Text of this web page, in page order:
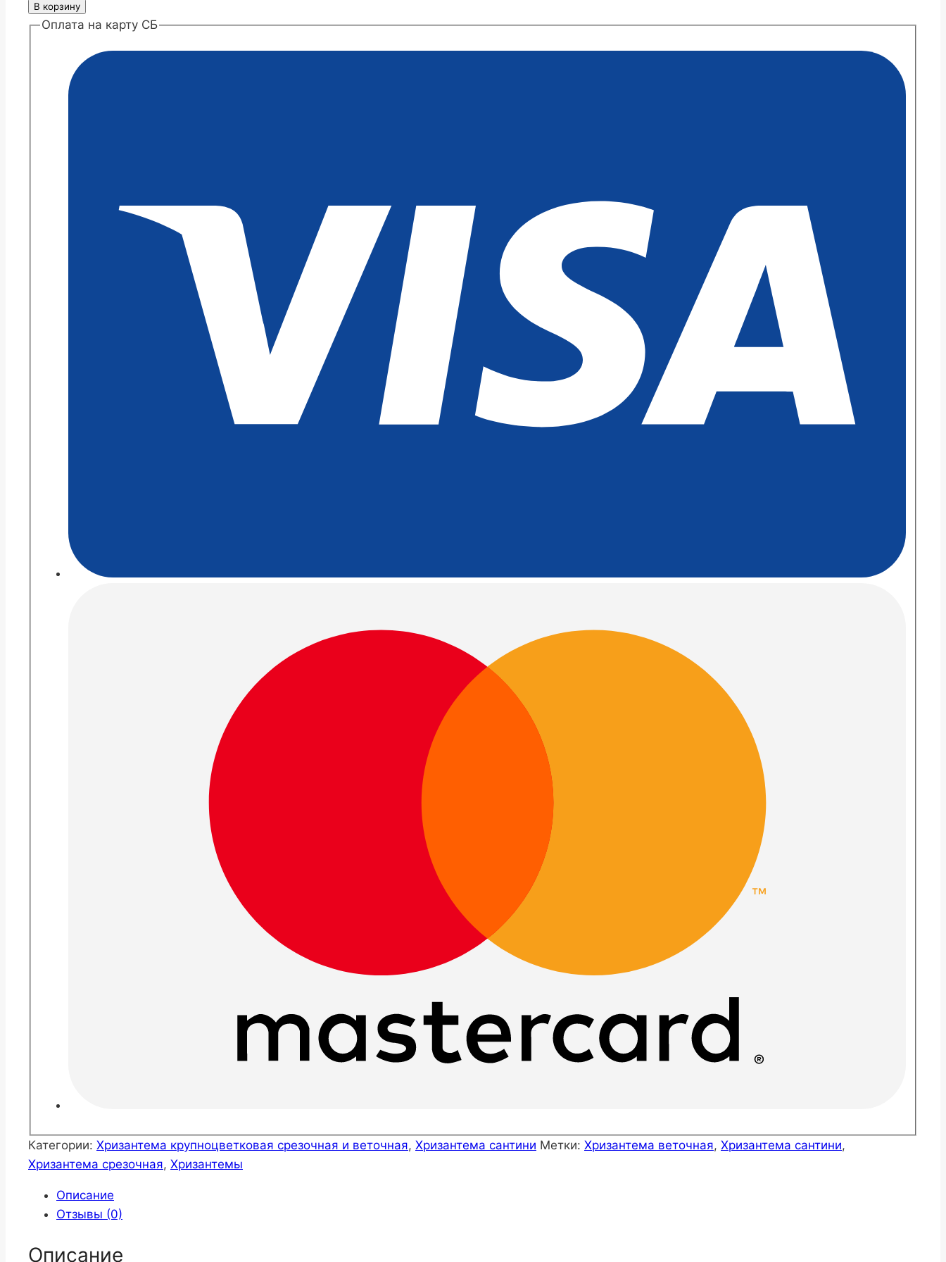
Хризантема
В корзину
Оплата на карту СБ
Категории: Хризантема крупноцветковая срезочная и веточная, Хризантема сантини Метки: Хризантема веточная, Хризантема сантини,
Хризантема срезочная, Хризантемы
Описание
Отзывы (0)
Описание